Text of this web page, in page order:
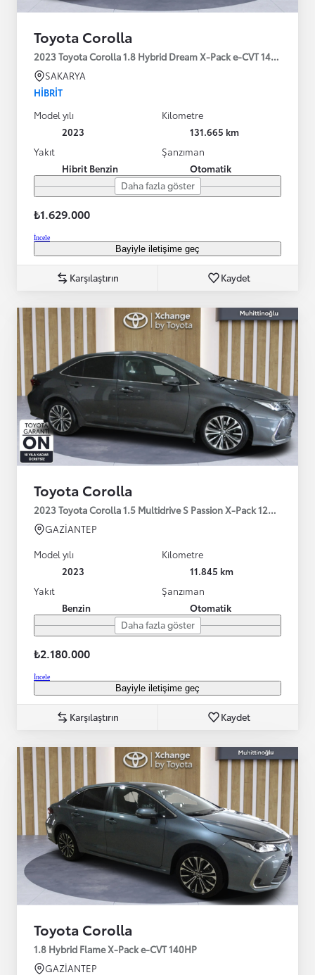
Toyota Corolla
2023 Toyota Corolla 1.8 Hybrid Dream X-Pack e-CVT 140HP
SAKARYA
HIBRIT
Model yılı
2023
Kilometre
131.665 km
Yakıt
Hibrit Benzin
Şanzıman
Otomatik
Daha fazla göster
₺1.629.000
İncele
Bayiyle iletişime geç
Karşılaştırın Kaydet
Toyota Corolla
2023 Toyota Corolla 1.5 Multidrive S Passion X-Pack 125HP
GAZİANTEP
Model yılı
2023
Kilometre
11.845 km
Yakıt
Benzin
Şanzıman
Otomatik
Daha fazla göster
₺2.180.000
İncele
Bayiyle iletişime geç
Karşılaştırın Kaydet
Toyota Corolla
1.8 Hybrid Flame X-Pack e-CVT 140HP
GAZİANTEP